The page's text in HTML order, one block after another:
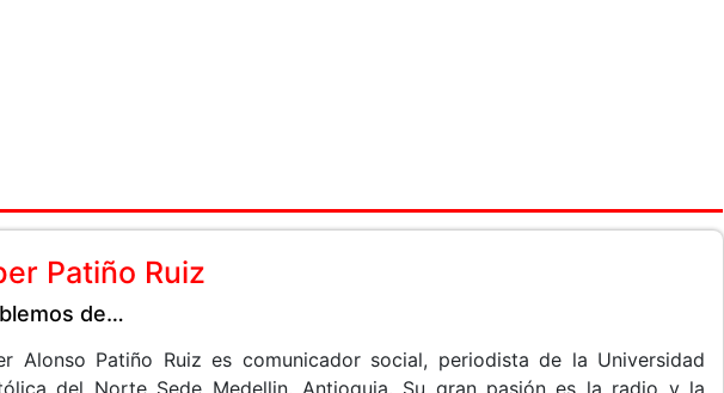
Patiño Ruiz
de…
Alonso Patiño Ruiz es comunicador social, periodista de la Universidad
del Norte Sede Medellin, Antioquia. Su gran pasión es la radio y la